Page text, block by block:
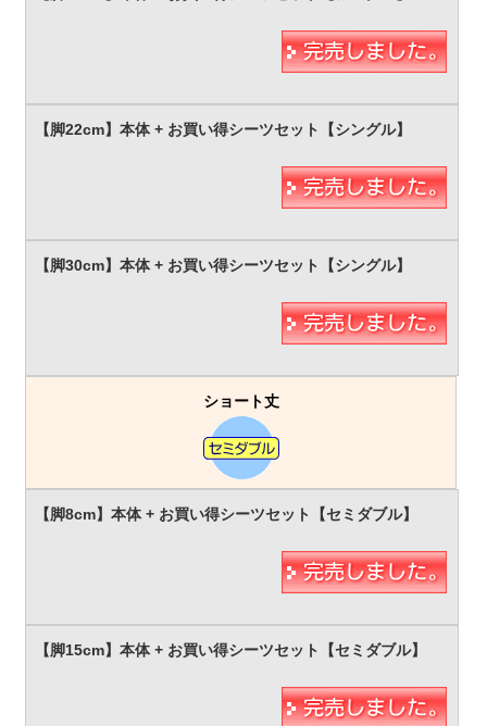
ショート丈